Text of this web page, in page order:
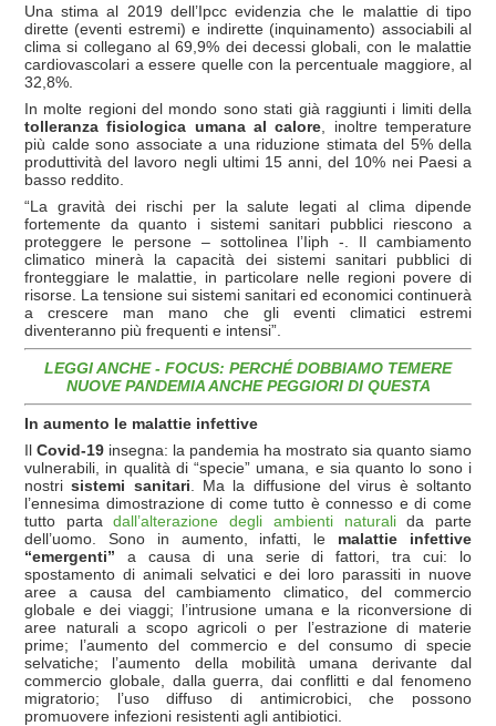
Una stima al 2019 dell’Ipcc evidenzia che le malattie di tipo
dirette (eventi estremi) e indirette (inquinamento) associabili al
clima si collegano al 69,9% dei decessi globali, con le malattie
cardiovascolari a essere quelle con la percentuale maggiore, al
32,8%.
In molte regioni del mondo sono stati già raggiunti i limiti della
tolleranza fisiologica umana al calore , inoltre temperature
più calde sono associate a una riduzione stimata del 5% della
produttività del lavoro negli ultimi 15 anni, del 10% nei Paesi a
basso reddito.
“La gravità dei rischi per la salute legati al clima dipende
fortemente da quanto i sistemi sanitari pubblici riescono a
proteggere le persone – sottolinea l’Iiph -. Il cambiamento
climatico minerà la capacità dei sistemi sanitari pubblici di
fronteggiare le malattie, in particolare nelle regioni povere di
risorse. La tensione sui sistemi sanitari ed economici continuerà
a crescere man mano che gli eventi climatici estremi
diventeranno più frequenti e intensi”.
LEGGI ANCHE - FOCUS: PERCHÉ DOBBIAMO TEMERE
NUOVE PANDEMIA ANCHE PEGGIORI DI QUESTA
In aumento le malattie infettive
Il Covid-19 insegna: la pandemia ha mostrato sia quanto siamo
vulnerabili, in qualità di “specie” umana, e sia quanto lo sono i
nostrisistemi sanitari . Ma la diffusione del virus è soltanto
l’ennesima dimostrazione di come tutto è connesso e di come
tutto partadall’alterazione degli ambienti naturalida parte
dell’uomo. Sono in aumento, infatti, le malattie infettive
“emergenti” a causa di una serie di fattori, tra cui: lo
spostamento di animali selvatici e dei loro parassiti in nuove
aree a causa del cambiamento climatico, del commercio
globale e dei viaggi; l’intrusione umana e la riconversione di
aree naturali a scopo agricoli o per l’estrazione di materie
prime; l’aumento del commercio e del consumo di specie
selvatiche; l’aumento della mobilità umana derivante dal
commercio globale, dalla guerra, dai conflitti e dal fenomeno
migratorio; l’uso diffuso di antimicrobici, che possono
promuovere infezioni resistenti agli antibiotici.